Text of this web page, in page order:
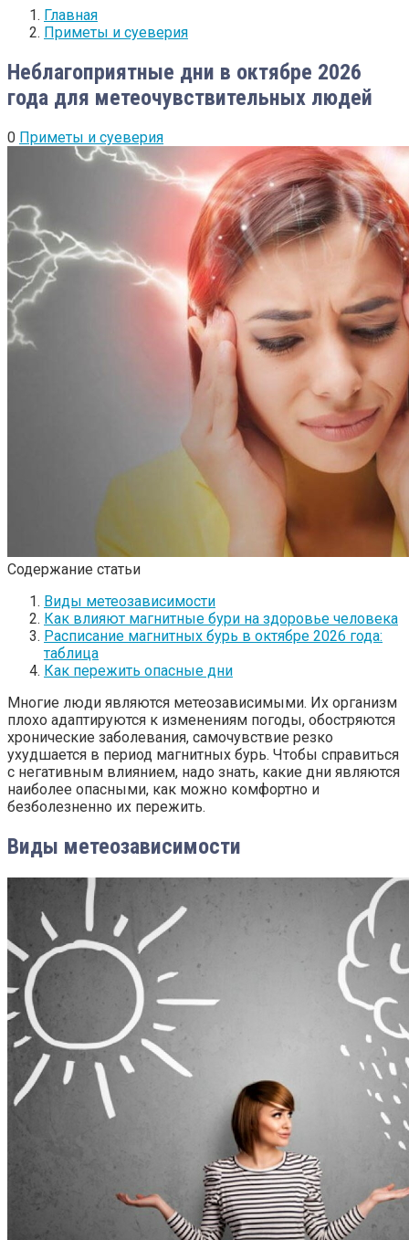
Главная
Приметы и суеверия
Неблагоприятные дни в октябре 2026
года для метеочувствительных людей
0 Приметы и суеверия
Содержание статьи
Виды метеозависимости
Как влияют магнитные бури на здоровье человека
Расписание магнитных бурь в октябре 2026 года:
таблица
Как пережить опасные дни
Многие люди являются метеозависимыми. Их организм
плохо адаптируются к изменениям погоды, обостряются
хронические заболевания, самочувствие резко
ухудшается в период магнитных бурь. Чтобы справиться
с негативным влиянием, надо знать, какие дни являются
наиболее опасными, как можно комфортно и
безболезненно их пережить.
Виды метеозависимости